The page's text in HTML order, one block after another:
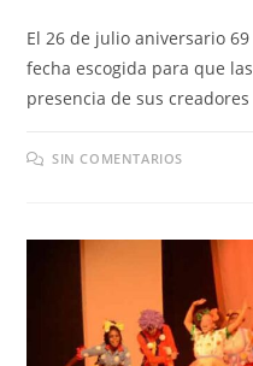
El 26 de julio aniversario
fecha escogida para que
presencia de sus
SIN COMENTARIOS